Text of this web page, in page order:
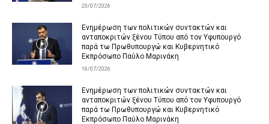
20/07/2026
Ενημέρωση των πολιτικών συντακτών και
ανταποκριτών ξένου Τύπου από τον Υφυπουργό
παρά τω Πρωθυπουργώ και Κυβερνητικό
Εκπρόσωπο Παύλο Μαρινάκη
16/07/2026
Ενημέρωση των πολιτικών συντακτών και
ανταποκριτών ξένου Τύπου από τον Υφυπουργό
παρά τω Πρωθυπουργώ και Κυβερνητικό
Εκπρόσωπο Παύλο Μαρινάκη